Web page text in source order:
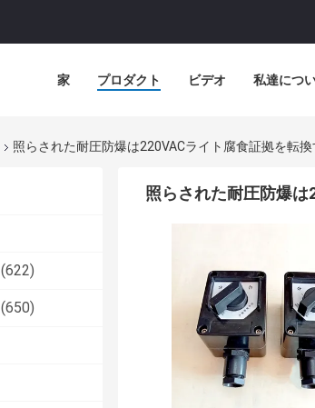
家 プロダクト ビデオ 私達につ
照らされた耐圧防爆は220VACライト腐食証拠を転換
(622)
(650)
照らされた耐圧防爆